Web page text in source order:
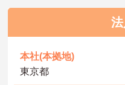
本社(本拠地)
東京都